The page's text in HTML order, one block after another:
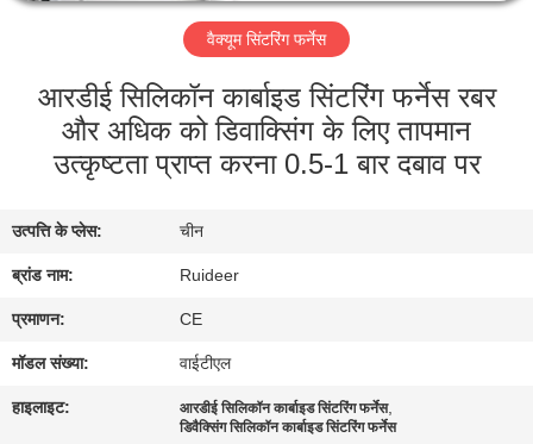
गुणवत्ता
हमसे
संपर्क
करें
वैक्यूम सिंटरिंग फर्नेस
आरडीई सिलिकॉन कार्बाइड सिंटरिंग फर्नेस रबर
और अधिक को डिवाक्सिंग के लिए तापमान
उत्कृष्टता प्राप्त करना 0.5-1 बार दबाव पर
उत्पत्ति के प्लेस: चीन
ब्रांड नाम: Ruideer
प्रमाणन: CE
मॉडल संख्या: वाईटीएल
हाइलाइट: आरडीई सिलिकॉन कार्बाइड सिंटरिंग फर्नेस,
डिवैक्सिंग सिलिकॉन कार्बाइड सिंटरिंग फर्नेस